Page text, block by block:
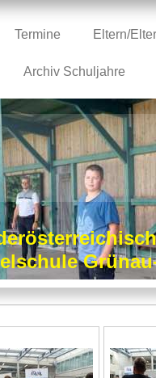
Termine Eltern/
Archiv Schuljahre